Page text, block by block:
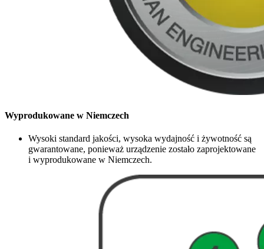
Wyprodukowane w Niemczech
Wysoki standard jakości, wysoka wydajność i żywotność są
gwarantowane, ponieważ urządzenie zostało zaprojektowane
i wyprodukowane w Niemczech.